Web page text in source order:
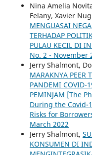
Nina Amelia
Felany, Xavier
MENGUASAI
TERHADAP
PULAU KECIL DI
No. 2 - November
Jerry Shalmont,
MARAKNYA PEER
PANDEMI COVID-
PEMINJAM [The
During the Covid-
Risks for
March 2022
Jerry Shalmont,
KONSUMEN DI